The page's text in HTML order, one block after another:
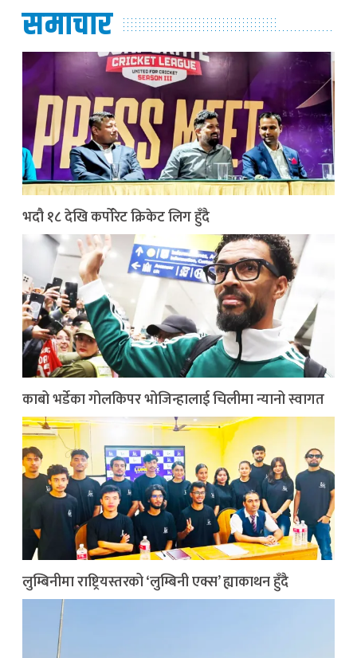
समाचार
भदौ १८ देखि कर्पोरेट क्रिकेट लिग हुँदै
काबो भर्डेका गोलकिपर भोजिन्हालाई चिलीमा न्यानो स्वागत
लुम्बिनीमा राष्ट्रियस्तरको ‘लुम्बिनी एक्स’ ह्याकाथन हुँदै